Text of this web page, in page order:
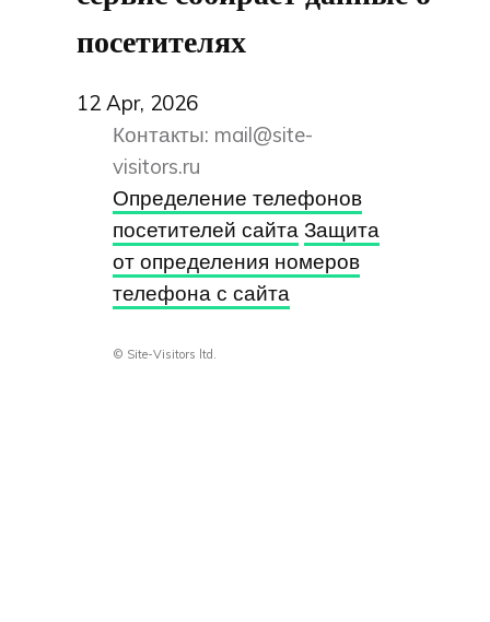
посетителях
12 Apr, 2026
Контакты: mail@site-
visitors.ru
Определение телефонов
посетителей сайта Защита
от определения номеров
телефона с сайта
© Site-Visitors ltd.